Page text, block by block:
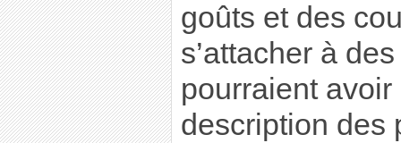
goûts et des
s’attacher à
pourraient
description des